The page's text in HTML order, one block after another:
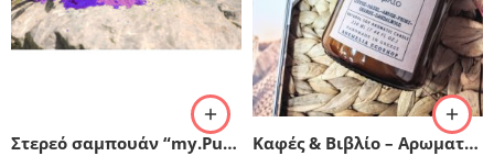
Στερεό σαμπουάν “my.Purple”-silver για ξανθά και γκρίζα μαλλιά Καφές & Βιβλίο – Αρωματικό κερί σόγιας